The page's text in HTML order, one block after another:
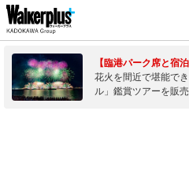
【臨港パーク席と宿
花火を間近で堪能で
ル」鑑賞ツアーを販